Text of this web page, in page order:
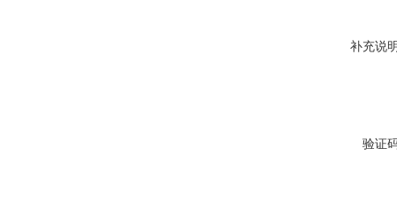
补充说
验证